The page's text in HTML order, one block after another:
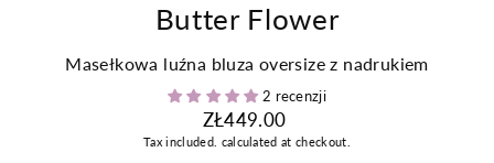
Butter Flower
Masełkowa luźna bluza oversize z nadrukiem
2 recenzji
Regular
price
ZŁ449.00
Tax included. calculated at checkout.